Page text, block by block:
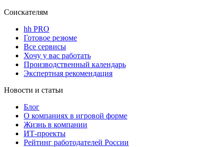
Соискателям
hh PRO
Готовое резюме
Все сервисы
Хочу у вас работать
Производственный календарь
Экспертная рекомендация
Новости и статьи
Блог
О компаниях в игровой форме
Жизнь в компании
ИТ-проекты
Рейтинг работодателей России